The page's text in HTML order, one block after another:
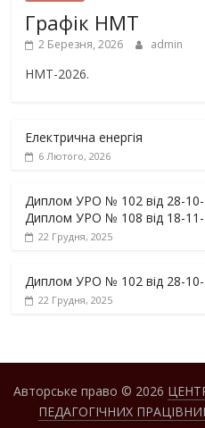
Графік НМТ
2 Березня, 2026 admin
НМТ-2026.
Електрична енергія
6 Лютого, 2026
Диплом УРО № 102 від 28-10-
Диплом УРО № 108 від 18-11-
22 Грудня, 2025
Диплом УРО № 102 від 28-10-
22 Грудня, 2025
Авторське право © 2026
ПЕДАГОГІЧНИХ